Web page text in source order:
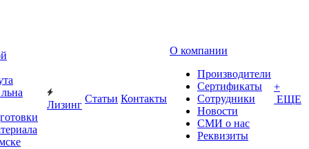
Лизинг
Статьи Контакты
О компании
Производители
Сертификаты
Сотрудники
Новости
СМИ о нас
Реквизиты
+
ЕЩЕ